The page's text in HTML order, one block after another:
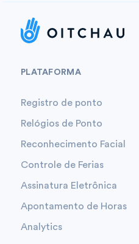
PLATAFORMA
Registro de ponto
Relógios de Ponto
Reconhecimento Facial
Controle de Ferias
Assinatura Eletrônica
Apontamento de Horas
Analytics